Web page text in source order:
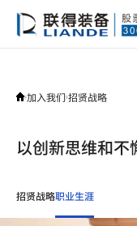
加入我们 招贤战略
以创新思维和不
招贤战略职业生涯